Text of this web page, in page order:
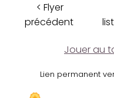
< Flyer
précédent
Jouer au
Lien permanent